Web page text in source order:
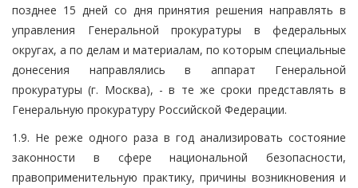
позднее 15 дней со дня принятия решения направлять в
управления Генеральной прокуратуры в федеральных
округах, а по делам и материалам, по которым специальные
донесения направлялись в аппарат Генеральной
прокуратуры (г. Москва), - в те же сроки представлять в
Генеральную прокуратуру Российской Федерации.
1.9. Не реже одного раза в год анализировать состояние
законности в сфере национальной безопасности,
правоприменительную практику, причины возникновения и